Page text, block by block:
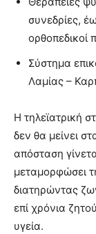
συνεδρίες,
ορθοπεδικοί
Σύστημα
Λαμίας –
Η τηλεϊατρική
δεν θα μείνει
απόσταση
μεταμορφώσει
διατηρώντας
επί χρόνια
υγεία.